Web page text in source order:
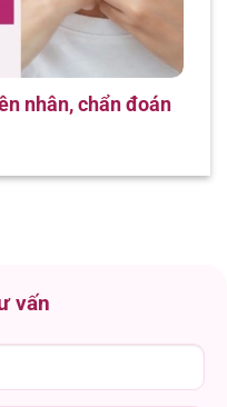
nhân, chẩn đoán
vấn